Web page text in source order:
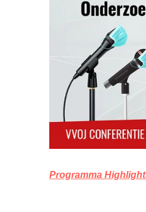
Programma